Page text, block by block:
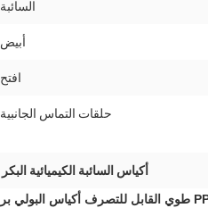
السائبة
أبيض
افتح
حلقات التماس الجانبية
أكياس السائبة الكيميائية البكر PP